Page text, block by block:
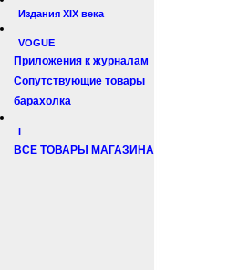
Издания XIX века
VOGUE
Приложения к журналам
Сопутствующие товары
барахолка
I
ВСЕ ТОВАРЫ МАГАЗИНА